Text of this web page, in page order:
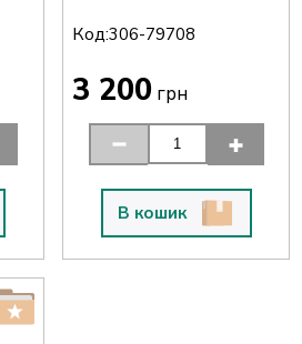
Код:306-79708
3 200 грн
В кошик